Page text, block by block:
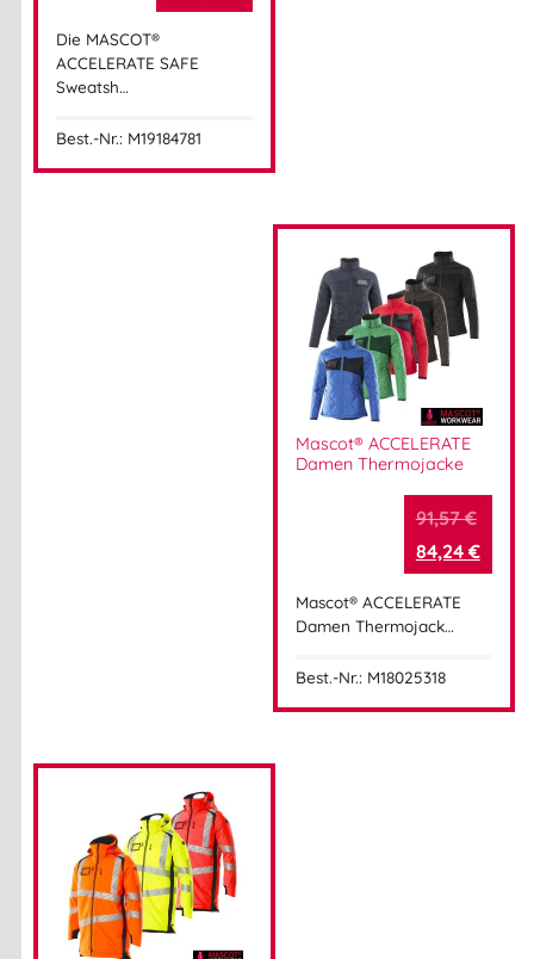
Mehr Information E-Mail: info@bannenberg.at
Die MASCOT®
ACCELERATE SAFE
Sweatsh…
Best.-Nr.: M19184781
Mascot® ACCELERATE
Damen Thermojacke
91,57€
84,24 €
Mascot® ACCELERATE
Damen Thermojack…
Best.-Nr.: M18025318